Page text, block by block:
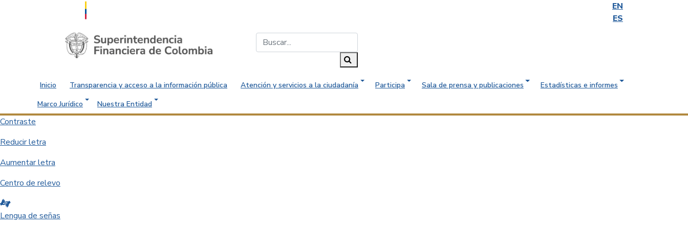
EN
ES
Saltar al contenido principal
Inicio Transparencia y acceso a la información pública Atención y servicios a la ciudadanía Participa Sala de prensa y publicaciones
Estadísticas e informes
Marco Jurídico
Nuestra Entidad
Contraste
Reducir letra
Aumentar letra
Centro de relevo
Lengua de señas